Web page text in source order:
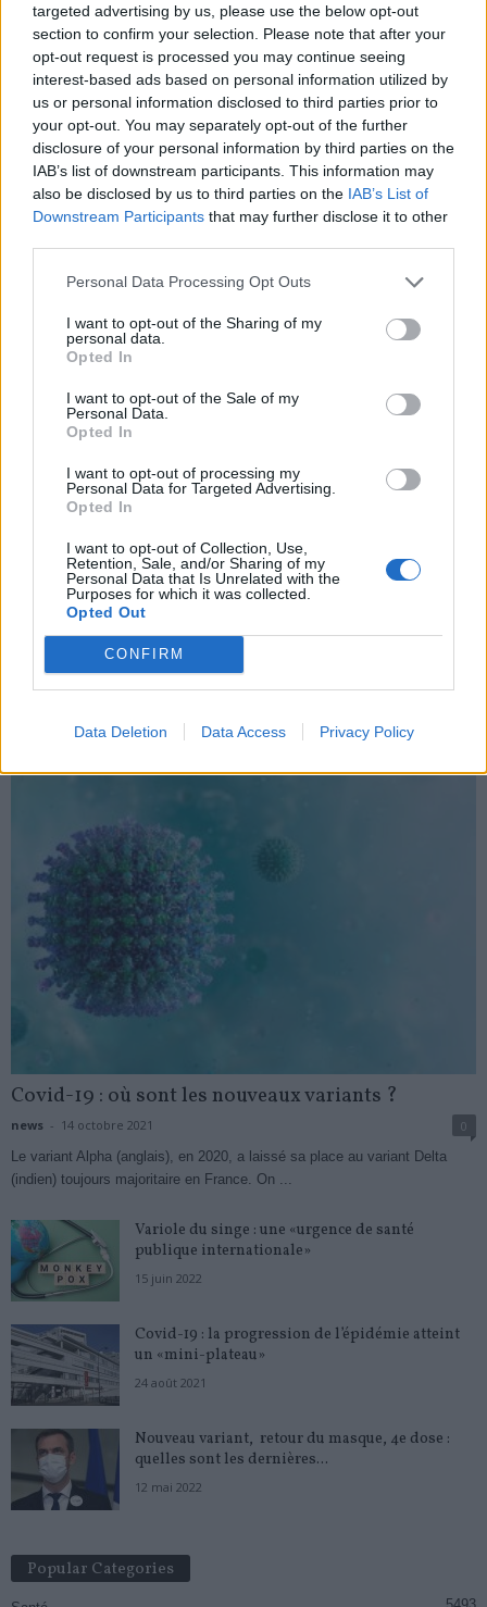
targeted advertising by us, please use the below opt-out
section to confirm your selection. Please note that after your
opt-out request is processed you may continue seeing
interest-based ads based on personal information utilized by
us or personal information disclosed to third parties prior to
your opt-out. You may separately opt-out of the further
disclosure of your personal information by third parties on the
IAB’s list of downstream participants. This information may
also be disclosed by us to third parties on the IAB’s List of
Downstream Participants that may further disclose it to other
Personal Data Processing Opt Outs
I want to opt-out of the Sharing of my
personal data.
Opted In
I want to opt-out of the Sale of my
Personal Data.
Opted In
I want to opt-out of processing my
Personal Data for Targeted Advertising.
Opted In
I want to opt-out of Collection, Use,
Retention, Sale, and/or Sharing of my
Personal Data that Is Unrelated with the
Purposes for which it was collected.
Opted Out
CONFIRM
Data Deletion Data Access Privacy Policy
RELATED ARTICLES MORE FROM AUTHOR
Sieste après 65 ans : la
clé pour préserver votre
cerveau ou le mettre en
danger
Ménopause et
problèmes urinaires : le
secret inattendu des
sous-vêtements à
découvrir
Santé
Ménopause précoce : le
risque accru
d’hypertension à ne pas
ignorer
Popular Posts
Covid-19 : des symptômes durables pour 3 patients sur 4
hospitalisés
12 janvier 2021
Respiration : ce test médical routinier ne serait pas du tout
29 septembre 2020
Ménopause : Comment garder la ligne facilement après 50 ans
11 mai 2026
Comment ne pas attraper ni transmettre le Covid pendant les
My Favorites
Covid-19 : où sont les nouveaux variants ?
news - 14 octobre 2021
0
Le variant Alpha (anglais), en 2020, a laissé sa place au variant Delta
(indien) toujours majoritaire en France. On ...
Variole du singe : une «urgence de santé
publique internationale»
15 juin 2022
Covid-19 : la progression de l’épidémie atteint
un «mini-plateau»
24 août 2021
Nouveau variant, retour du masque, 4e dose :
quelles sont les dernières...
12 mai 2022
Popular Categories